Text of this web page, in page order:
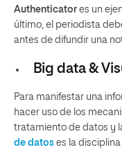
Authenticator es un
último, el periodista
antes de difundir una
Big data &
Para manifestar una
hacer uso de los
tratamiento de datos y
de datos es la